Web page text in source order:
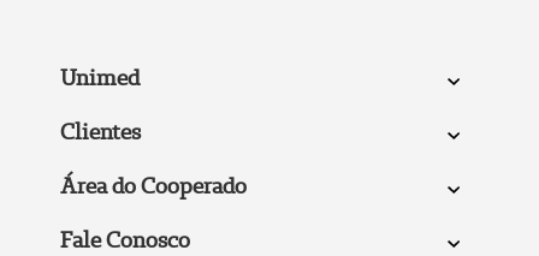
Unimed
Clientes
Área do Cooperado
Fale Conosco